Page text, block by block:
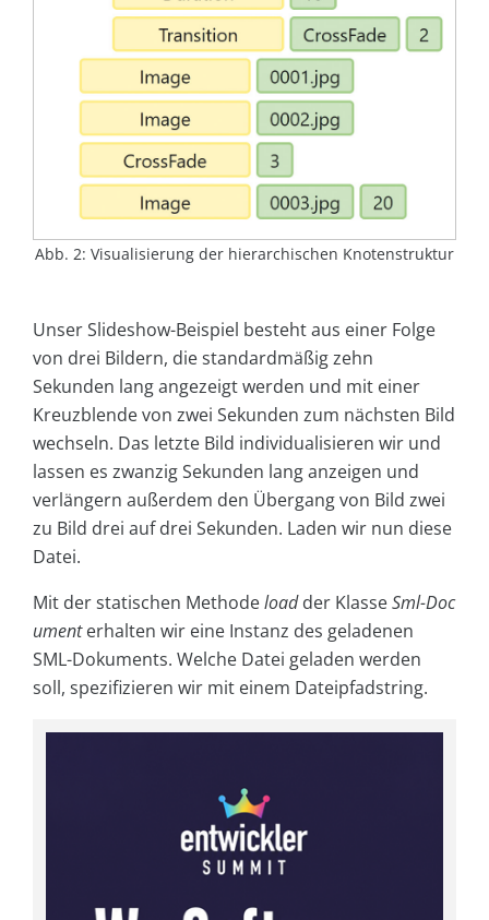
Abb. 2: Visualisierung der hierarchischen Knotenstruktur
Unser Slideshow-Beispiel besteht aus einer Folge
von drei Bildern, die standardmäßig zehn
Sekunden lang angezeigt werden und mit einer
Kreuzblende von zwei Sekunden zum nächsten Bild
wechseln. Das letzte Bild individualisieren wir und
lassen es zwanzig Sekunden lang anzeigen und
verlängern außerdem den Übergang von Bild zwei
zu Bild drei auf drei Sekunden. Laden wir nun diese
Datei.
Mit der statischen Methodeloadder KlasseSml-Doc
umenterhalten wir eine Instanz des geladenen
SML-Dokuments. Welche Datei geladen werden
soll, spezifizieren wir mit einem Dateipfadstring.